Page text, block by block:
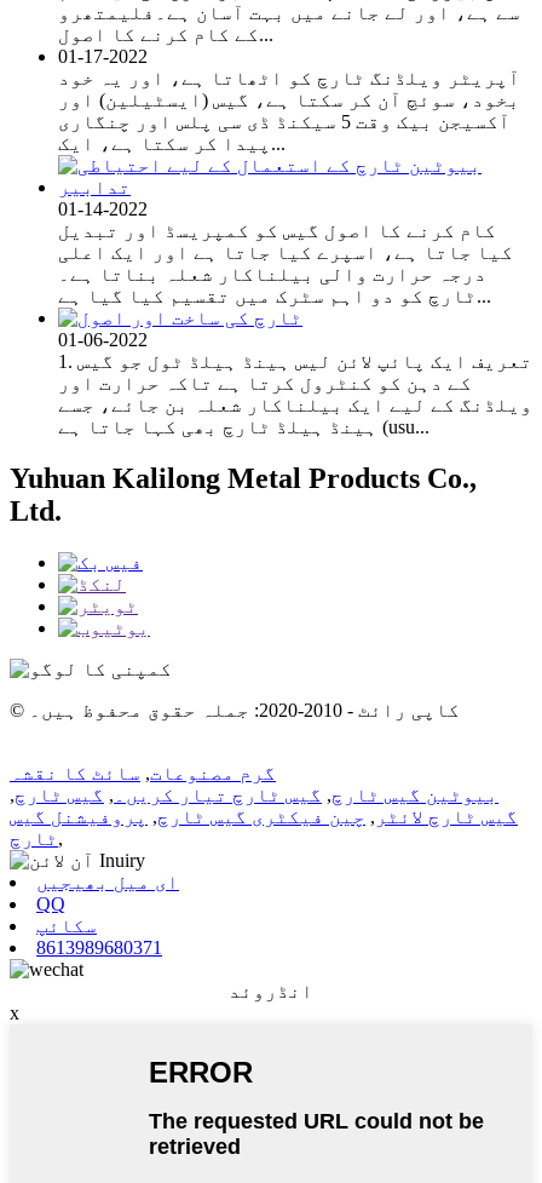
سے ہے، اور لے جانے میں بہت آسان ہے۔فلیمتھرو
کے کام کرنے کا اصول...
01-17-2022
آپریٹر ویلڈنگ ٹارچ کو اٹھاتا ہے، اور یہ خود
بخود، سوئچ آن کر سکتا ہے، گیس (ایسٹیلین) اور
آکسیجن بیک وقت 5 سیکنڈ ڈی سی پلس اور چنگاری
پیدا کر سکتا ہے، ایک...
01-14-2022
کام کرنے کا اصول گیس کو کمپریسڈ اور تبدیل
کیا جاتا ہے، اسپرے کیا جاتا ہے اور ایک اعلی
درجہ حرارت والی بیلناکار شعلہ بناتا ہے۔
ٹارچ کو دو اہم سٹرک میں تقسیم کیا گیا ہے...
01-06-2022
1. تعریف ایک پائپ لائن لیس ہینڈ ہیلڈ ٹول جو گیس
کے دہن کو کنٹرول کرتا ہے تاکہ حرارت اور
ویلڈنگ کے لیے ایک بیلناکار شعلہ بن جائے، جسے
ہینڈ ہیلڈ ٹارچ بھی کہا جاتا ہے (usu...
Yuhuan Kalilong Metal Products Co.,
Ltd.
© کاپی رائٹ - 2010-2020: جملہ حقوق محفوظ ہیں۔
گرم مصنوعات, سائٹ کا نقشہ
بیوٹین گیس ٹارچ, گیس ٹارچ تیار کریں۔ , گیس ٹارچ,
گیس ٹارچ لائٹر , چین فیکٹری گیس ٹارچ, پروفیشنل گیس
ٹارچ ,
ای میل بھیجیں
QQ
سکائپ
8613989680371
انڈروئد
x